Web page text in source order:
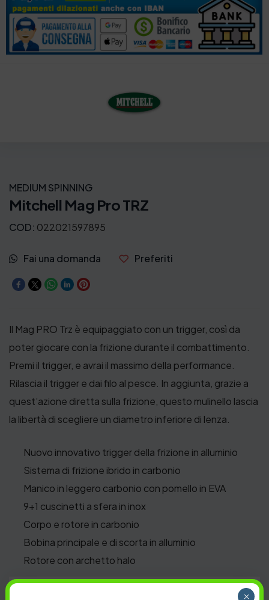
MEDIUM SPINNING
Mitchell Mag Pro TRZ
COD: 022021597895
Fai una domanda Preferiti
Il Mag PRO Trz è equipaggiato con un trigger, così da
poter giocare con la frizione durante il combattimento.
Premi il trigger, e avrai il massimo della performance.
Rilascia il trigger e dai filo al pesce. In aggiunta, grazie a
quest’azione diretta sulla frizione, questo mulinello lascia
la libertà di scegliere un diametro inferiore di lenza.
Nuovo innovativo trigger della frizione in alluminio
Sistema di frizione ibrido in carbonio
Manico in leggero carbonio con pomello in EVA
9+1 cuscinetti a sfera in inox
Corpo e rotore in carbonio
Bobina principale e di scorta in alluminio
Rotore con archetto halo
×